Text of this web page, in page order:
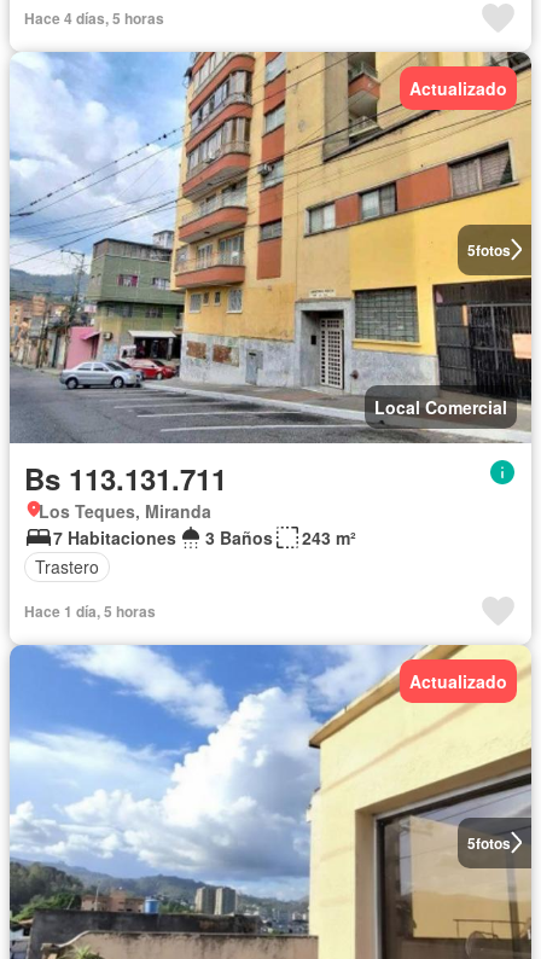
Hace 4 días, 5 horas
5fotos
Actualizado
Local Comercial
Bs 113.131.711
Los Teques, Miranda
7 Habitaciones
3 Baños
243 m²
Trastero
Hace 1 día, 5 horas
5fotos
Actualizado